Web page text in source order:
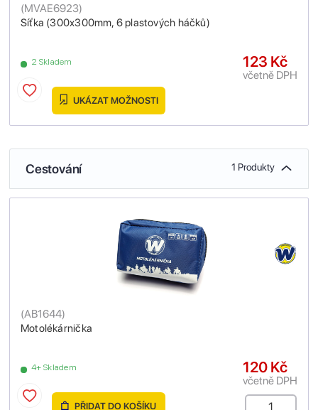
Síťka (300x300mm, 6 plastových háčků)
(MVAE6923)
2 Skladem 123 Kč
včetně DPH
UKÁZAT MOŽNOSTI
Cestování 1 Produkty
Motolékárnička
(AB1644)
4+ Skladem 120 Kč
včetně DPH
PŘIDAT DO KOŠÍKU